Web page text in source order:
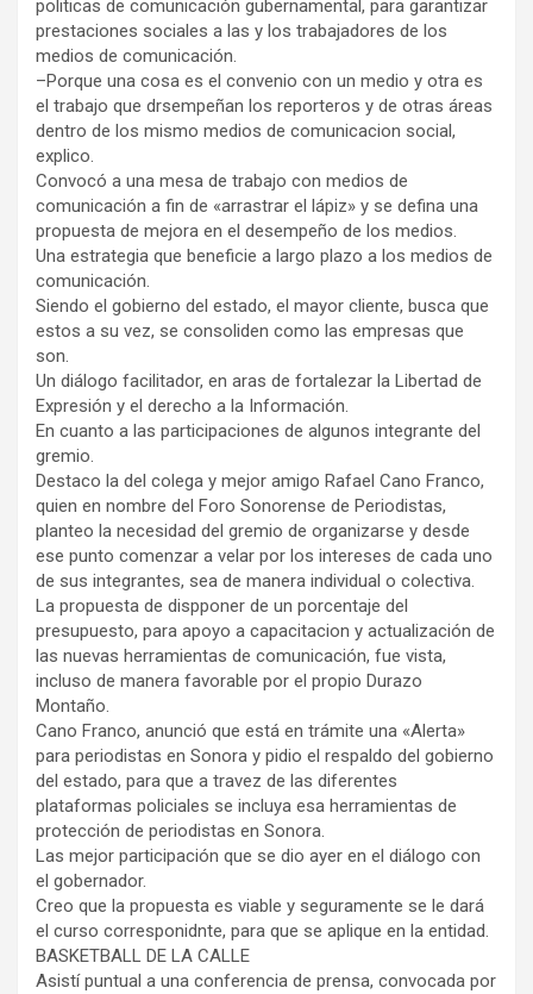
politicas de comunicación gubernamental, para garantizar
prestaciones sociales a las y los trabajadores de los
medios de comunicación.
–Porque una cosa es el convenio con un medio y otra es
el trabajo que drsempeñan los reporteros y de otras áreas
dentro de los mismo medios de comunicacion social,
explico.
Convocó a una mesa de trabajo con medios de
comunicación a fin de «arrastrar el lápiz» y se defina una
propuesta de mejora en el desempeño de los medios.
Una estrategia que beneficie a largo plazo a los medios de
comunicación.
Siendo el gobierno del estado, el mayor cliente, busca que
estos a su vez, se consoliden como las empresas que
son.
Un diálogo facilitador, en aras de fortalezar la Libertad de
Expresión y el derecho a la Información.
En cuanto a las participaciones de algunos integrante del
gremio.
Destaco la del colega y mejor amigo Rafael Cano Franco,
quien en nombre del Foro Sonorense de Periodistas,
planteo la necesidad del gremio de organizarse y desde
ese punto comenzar a velar por los intereses de cada uno
de sus integrantes, sea de manera individual o colectiva.
La propuesta de dispponer de un porcentaje del
presupuesto, para apoyo a capacitacion y actualización de
las nuevas herramientas de comunicación, fue vista,
incluso de manera favorable por el propio Durazo
Montaño.
Cano Franco, anunció que está en trámite una «Alerta»
para periodistas en Sonora y pidio el respaldo del gobierno
del estado, para que a travez de las diferentes
plataformas policiales se incluya esa herramientas de
protección de periodistas en Sonora.
Las mejor participación que se dio ayer en el diálogo con
el gobernador.
Creo que la propuesta es viable y seguramente se le dará
el curso corresponidnte, para que se aplique en la entidad.
BASKETBALL DE LA CALLE
Asistí puntual a una conferencia de prensa, convocada por